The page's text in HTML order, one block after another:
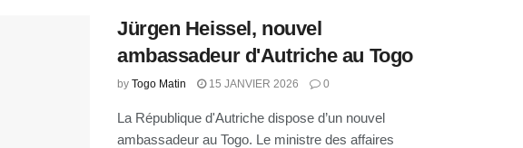
Jürgen Heissel, nouvel
ambassadeur d'Autriche au Togo
by Togo Matin 15 JANVIER 2026 0
La République d'Autriche dispose d’un nouvel
ambassadeur au Togo. Le ministre des affaires